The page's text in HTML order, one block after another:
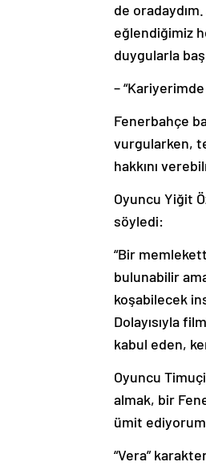
de
eğlendiğimiz
duygularla
–
Fenerbahçe
vurgularken,
hakkını
Oyuncu Yiğit
söyledi:
“Bir
bulunabilir
koşabilecek
Dolayısıyla
kabul eden,
Oyuncu
almak, bir
ümit
“Vera”